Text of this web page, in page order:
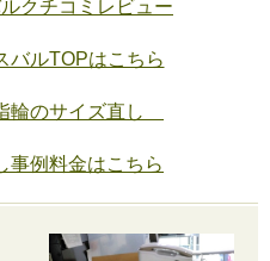
クチコミレビュー
ルTOPはこちら
輪のサイズ直し
事例料金はこちら